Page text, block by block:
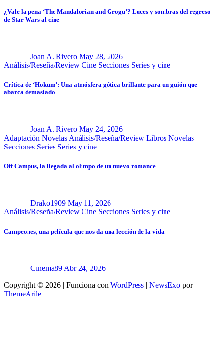
¿Vale la pena ‘The Mandalorian and Grogu’? Luces y sombras del regreso
de Star Wars al cine
Joan A. Rivero May 28, 2026
Análisis/Reseña/Review Cine Secciones Series y cine
Crítica de ‘Hokum’: Una atmósfera gótica brillante para un guión que
abarca demasiado
Joan A. Rivero May 24, 2026
Adaptación Novelas Análisis/Reseña/Review Libros Novelas
Secciones Series Series y cine
Off Campus, la llegada al olimpo de un nuevo romance
Drako1909 May 11, 2026
Análisis/Reseña/Review Cine Secciones Series y cine
Campeones, una película que nos da una lección de la vida
Cinema89 Abr 24, 2026
Copyright © 2026 | Funciona con WordPress | NewsExo por
ThemeArile